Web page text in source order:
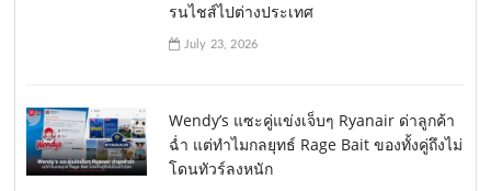
รนไชส์ไปต่างประเทศ
July 23, 2026
Wendy’s แซะคู่แข่งเจ็บๆ Ryanair ด่าลูกค้า
ฉ่ำ แต่ทำไมกลยุทธ์ Rage Bait ของทั้งคู่ถึงไม่
โดนทัวร์ลงหนัก